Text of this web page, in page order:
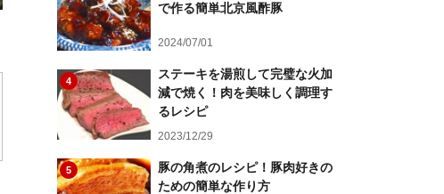
で作る簡単北京風酢豚
2024/07/01
4
ステーキを湯煎して完璧な火加
減で焼く！肉を美味しく調理す
るレシピ
2023/12/29
5
豚の角煮のレシピ！豚肉好きの
ための簡単な作り方